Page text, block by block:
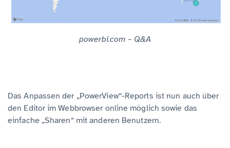
powerbi.com – Q&A
Das Anpassen der „PowerView“-Reports ist nun auch über
den Editor im Webbrowser online möglich sowie das
einfache „Sharen“ mit anderen Benutzern.